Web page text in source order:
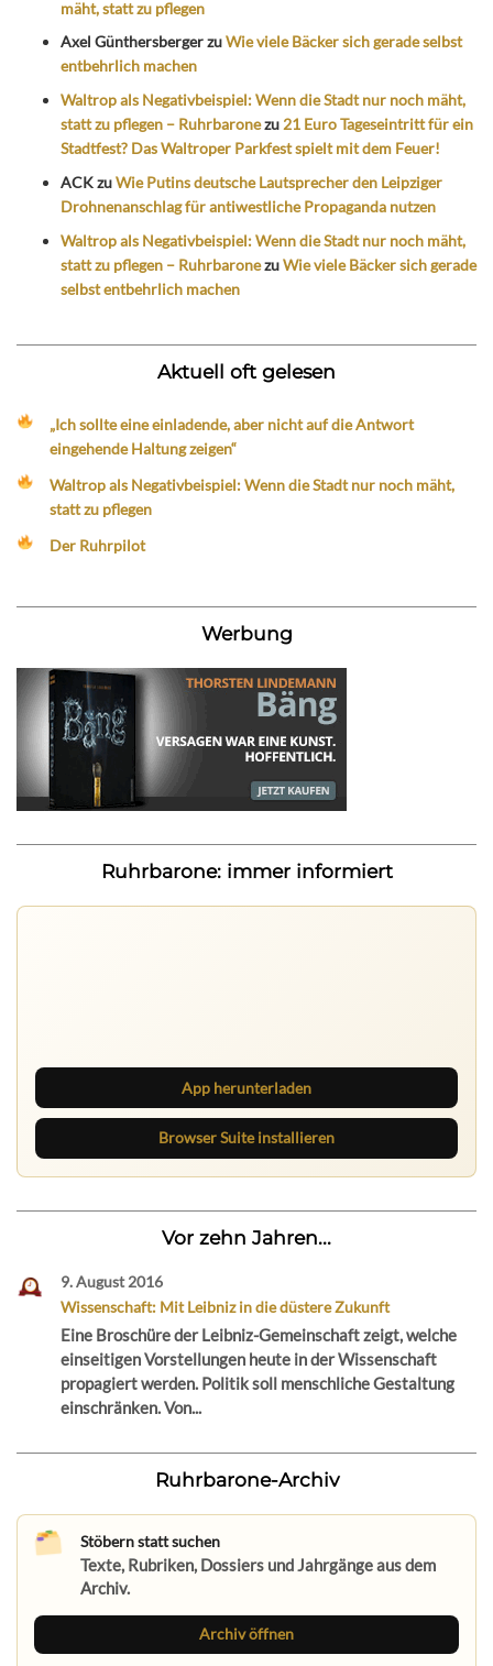
mäht, statt zu pflegen
Axel GünthersbergerzuWie viele Bäcker sich gerade selbst
entbehrlich machen
Waltrop als Negativbeispiel: Wenn die Stadt nur noch mäht,
statt zu pflegen – Ruhrbaronezu 21 Euro Tageseintritt für ein
Stadtfest? Das Waltroper Parkfest spielt mit dem Feuer!
ACKzuWie Putins deutsche Lautsprecher den Leipziger
Drohnenanschlag für antiwestliche Propaganda nutzen
Waltrop als Negativbeispiel: Wenn die Stadt nur noch mäht,
statt zu pflegen – RuhrbaronezuWie viele Bäcker sich gerade
selbst entbehrlich machen
Aktuell oft gelesen
„Ich sollte eine einladende, aber nicht auf die Antwort
eingehende Haltung zeigen“
Waltrop als Negativbeispiel: Wenn die Stadt nur noch mäht,
statt zu pflegen
Der Ruhrpilot
Werbung
Ruhrbarone: immer informiert
App herunterladen
Browser Suite installieren
Vor zehn Jahren...
9. August 2016
Wissenschaft: Mit Leibniz in die düstere Zukunft
Eine Broschüre der Leibniz-Gemeinschaft zeigt, welche
einseitigen Vorstellungen heute in der Wissenschaft
propagiert werden. Politik soll menschliche Gestaltung
einschränken. Von...
Ruhrbarone-Archiv
Stöbern statt suchen
Texte, Rubriken, Dossiers und Jahrgänge aus dem
Archiv.
Archiv öffnen